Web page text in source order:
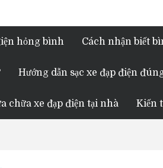
hỏng bình Cách nhận biết
Hướng dẫn sạc xe đạp điện
chữa xe đạp điện tại nhà Kiến